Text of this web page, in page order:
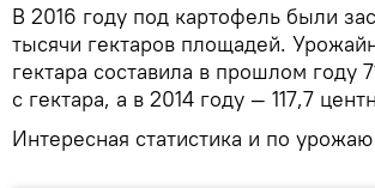
В 2016 году под картофель были
тысячи гектаров площадей.
гектара составила в прошлом году
с гектара, а в 2014 году — 117,7
Интересная статистика и по урожаю